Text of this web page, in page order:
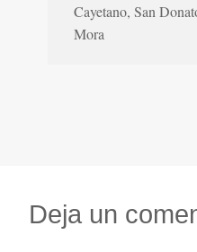
Cayetano, San
Mora
Deja un